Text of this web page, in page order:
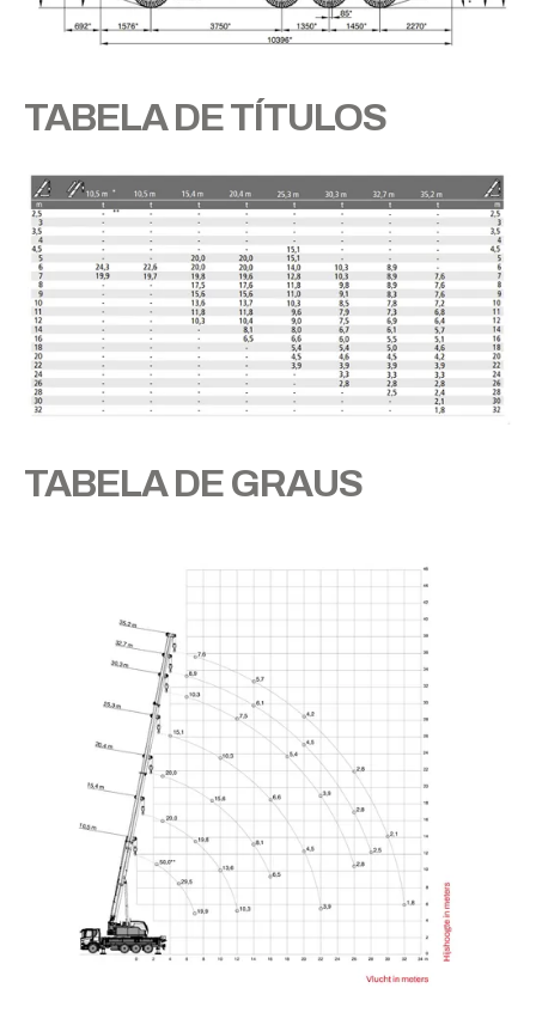
TABELA DE TÍTULOS
TABELA DE GRAUS